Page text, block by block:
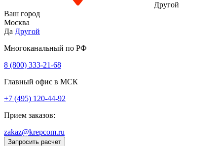
Другой
Ваш город
Москва
Да Другой
Многоканальный по РФ
8 (800) 333‑21-68
Главный офис в МСК
+7 (495) 120-44-92
Прием заказов:
zakaz@krepcom.ru
Запросить расчет